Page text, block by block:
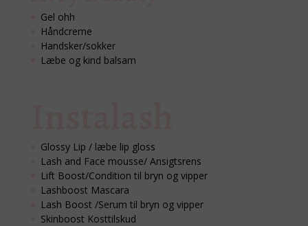
Gel ohh
Håndcreme
Handsker/sokker
Læbe og kind balsam
Glossy Lip / læbe lip gloss
Lash and Face mousse/ Ansigtsrens
Lift Boost/Condition til bryn og vipper
Lashboost Mascara
Lash Boost /Serum til bryn og vipper
Skinboost Kosttilskud